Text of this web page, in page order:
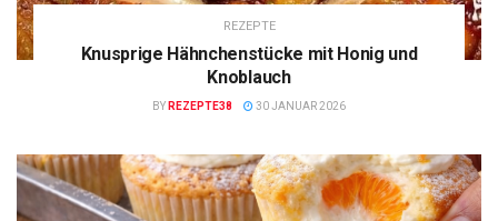
REZEPTE
Knusprige Hähnchenstücke mit Honig und
Knoblauch
BY REZEPTE38 30 JANUAR 2026